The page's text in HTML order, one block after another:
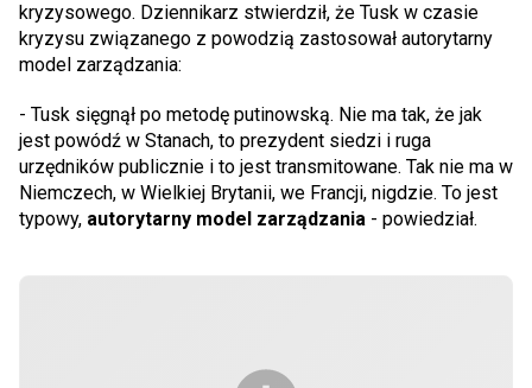
kryzysowego. Dziennikarz stwierdził, że Tusk w czasie
kryzysu związanego z powodzią zastosował autorytarny
model zarządzania:
- Tusk sięgnął po metodę putinowską. Nie ma tak, że jak
jest powódź w Stanach, to prezydent siedzi i ruga
urzędników publicznie i to jest transmitowane. Tak nie ma w
Niemczech, w Wielkiej Brytanii, we Francji, nigdzie. To jest
typowy, autorytarny model zarządzania - powiedział.